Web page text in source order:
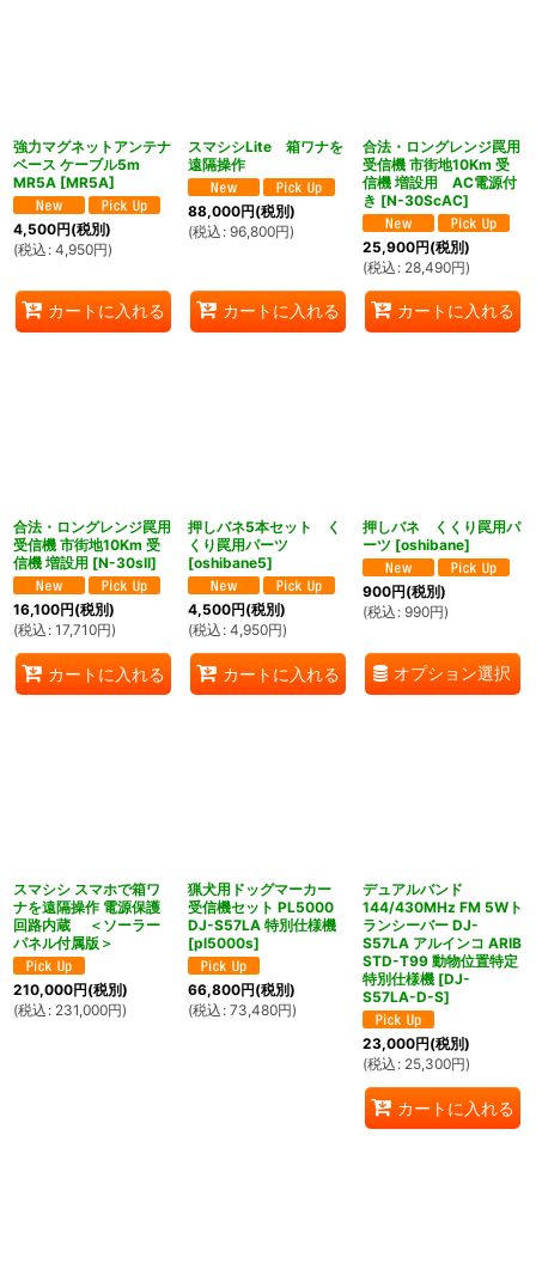
強力マグネットアンテナ
ベース ケーブル5m
MR5A [MR5A]
4,500円(税別)
(税込 : 4,950円)
カートに入れる
スマシシLite 箱ワナを
遠隔操作
88,000円(税別)
(税込 : 96,800円)
カートに入れる
合法・ロングレンジ罠用
受信機 市街地10Km 受
信機 増設用 AC電源付
き [N-30ScAC]
25,900円(税別)
(税込 : 28,490円)
カートに入れる
合法・ロングレンジ罠用
受信機 市街地10Km 受
信機 増設用 [N-30sII]
16,100円(税別)
(税込 : 17,710円)
カートに入れる
押しバネ5本セット く
くり罠用パーツ
[oshibane5]
4,500円(税別)
(税込 : 4,950円)
カートに入れる
押しバネ くくり罠用パ
ーツ [oshibane]
900円(税別)
(税込 : 990円)
オプション選択
スマシシ スマホで箱ワ
ナを遠隔操作 電源保護
回路内蔵 ＜ソーラー
パネル付属版＞
210,000円(税別)
(税込 : 231,000円)
猟犬用ドッグマーカー
受信機セット PL5000
DJ-S57LA 特別仕様機
[pl5000s]
66,800円(税別)
(税込 : 73,480円)
デュアルバンド
144/430MHz FM 5Wト
ランシーバー DJ-
S57LA アルインコ ARIB
STD-T99 動物位置特定
特別仕様機 [DJ-
S57LA-D-S]
23,000円(税別)
(税込 : 25,300円)
カートに入れる